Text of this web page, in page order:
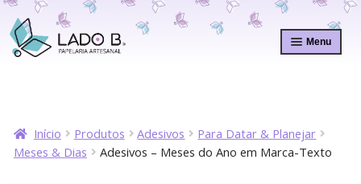
Pular
para
navegação
Pular
para
o
Menu
Início Produtos Adesivos
Para Datar & Planejar
Meses & Dias
Adesivos – Meses do Ano em Marca-Texto